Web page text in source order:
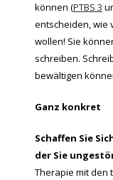
können (PTBS 3
entscheiden, wie
wollen! Sie
schreiben.
bewältigen
Ganz konkret
Schaffen Sie
der Sie
Therapie mit den